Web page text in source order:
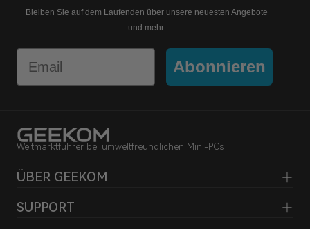
Bleiben Sie auf dem Laufenden über unsere neuesten Angebote
und mehr.
Abonnieren
Weltmarktführer bei umweltfreundlichen Mini-PCs
ÜBER GEEKOM
SUPPORT